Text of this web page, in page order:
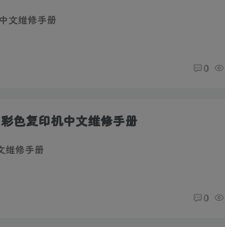
文维修手册
0
复印机中文维修手册
修手册
0